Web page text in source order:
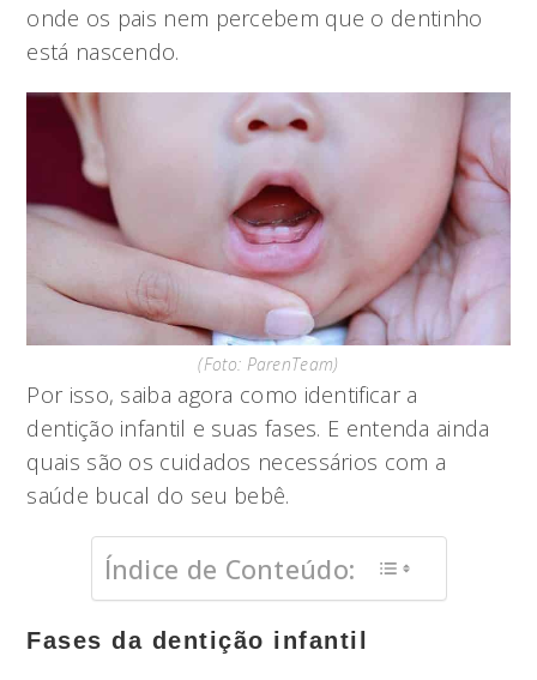
onde os pais nem percebem que o dentinho
está nascendo.
(Foto: ParenTeam)
Por isso, saiba agora como identificar a
dentição infantil e suas fases. E entenda ainda
quais são os cuidados necessários com a
saúde bucal do seu bebê.
Índice de Conteúdo:
Fases da dentição infantil